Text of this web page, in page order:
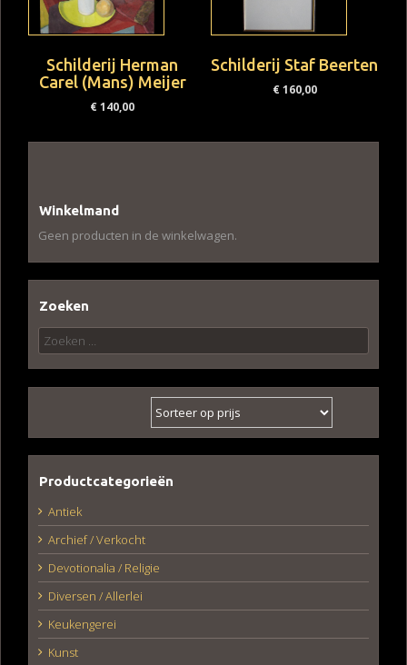
Schilderij Herman
Carel (Mans) Meijer
€140,00
Schilderij Staf Beerten
€160,00
Winkelmand
Geen producten in de winkelwagen.
Zoeken
Zoeken
naar:
Productcategorieën
Antiek
Archief / Verkocht
Devotionalia / Religie
Diversen / Allerlei
Keukengerei
Kunst